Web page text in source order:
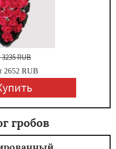
3235 RUB
2652 RUB
гробов